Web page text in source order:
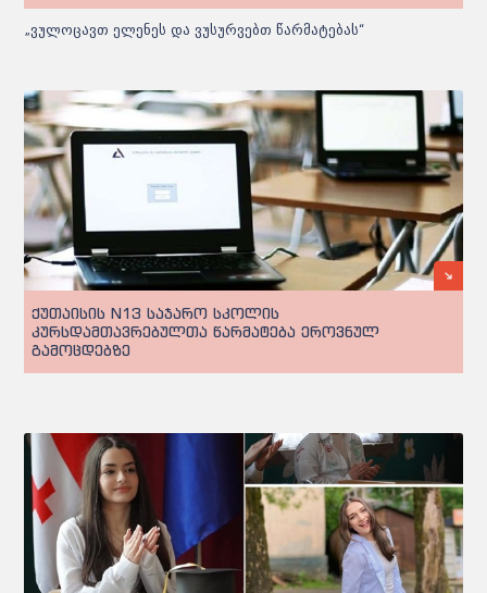
„ვულოცავთ ელენეს და ვუსურვებთ წარმატებას“
ქუთაისის N13 საჯარო სკოლის
კურსდამთავრებულთა წარმატება ეროვნულ
გამოცდებზე